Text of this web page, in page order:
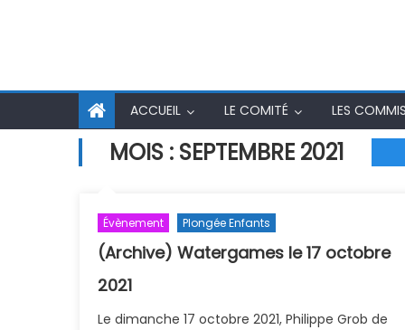
ACCUEIL LE COMITÉ LES
MOIS : SEPTEMBRE 2021
Évènement Plongée Enfants
(Archive) Watergames le 17 octobre
2021
Le dimanche 17 octobre 2021, Philippe Grob de